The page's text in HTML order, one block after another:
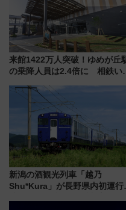
来館1422万人突破！ゆめが丘
の乗降人員は2.4倍に 相鉄い
年祭にそうにゃん＆DB.スター
マンが登場
新潟の酒観光列車「越乃
Shu*Kura」が長野県内初運行